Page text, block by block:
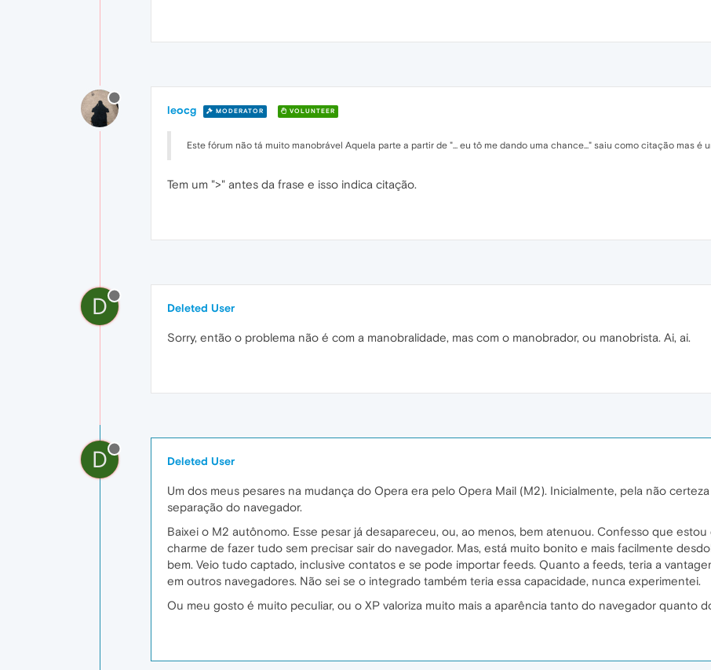
leocg MODERATOR VOLUNTEER
Este fórum não tá muito manobrável Aquela parte a partir de "... eu tô me dando uma chance..." saiu como citação mas é
Tem um ">" antes da frase e isso indica citação.
D Deleted User
Sorry, então o problema não é com a manobralidade, mas com o manobrador, ou manobrista. Ai, ai.
D Deleted User
Um dos meus pesares na mudança do Opera era pelo Opera Mail (M2). Inicialmente, pela não
separação do navegador.
Baixei o M2 autônomo. Esse pesar já desapareceu, ou, ao menos, bem atenuou. Confesso que
charme de fazer tudo sem precisar sair do navegador. Mas, está muito bonito e mais facilmente
bem. Veio tudo captado, inclusive contatos e se pode importar feeds. Quanto a feeds, teria a
em outros navegadores. Não sei se o integrado também teria essa capacidade, nunca experimentei.
Ou meu gosto é muito peculiar, ou o XP valoriza muito mais a aparência tanto do navegador quanto